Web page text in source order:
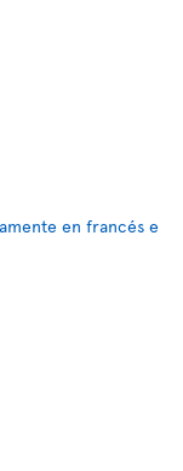
en francés e